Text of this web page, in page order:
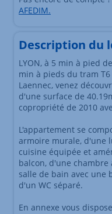
AFEDIM.
Description du
LYON, à 5 min à pied
min à pieds du tram
Laennec, venez
d'une surface de
copropriété de 2010
L'appartement se
armoire murale, d'une
cuisine équipée et
balcon, d'une
salle de bain avec une
d'un WC séparé.
En annexe vous